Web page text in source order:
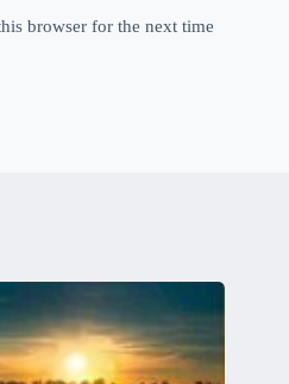
browser for the next time